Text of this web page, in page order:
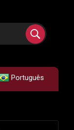
Português